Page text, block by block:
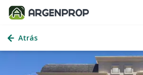
Atrás